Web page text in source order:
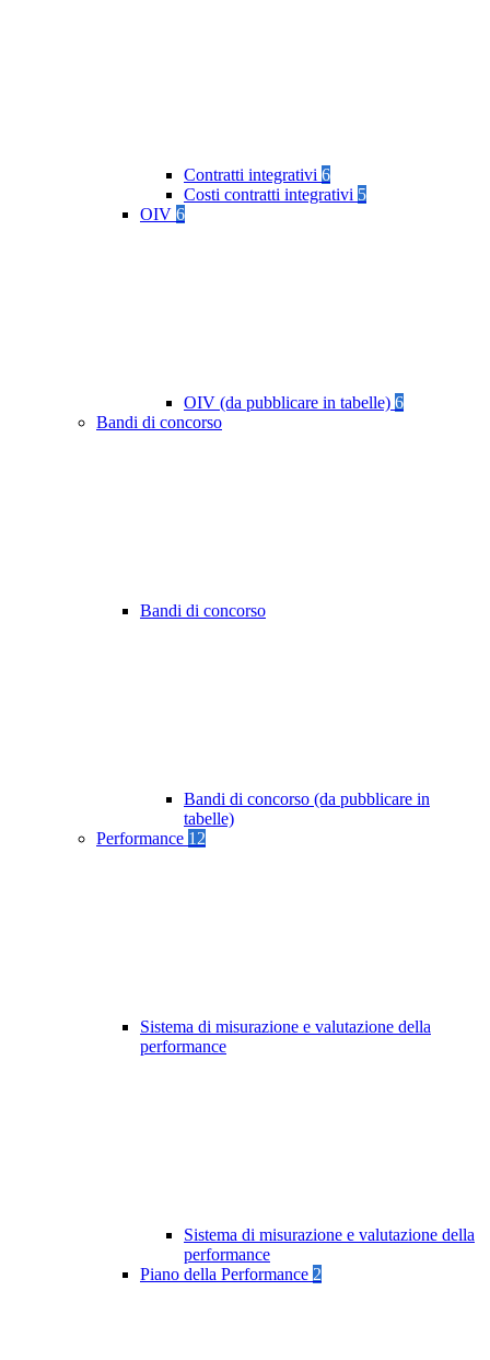
Contratti integrativi 6
Costi contratti integrativi 5
OIV 6
OIV (da pubblicare in tabelle) 6
Bandi di concorso
Bandi di concorso
Bandi di concorso (da pubblicare in
tabelle)
Performance 12
Sistema di misurazione e valutazione della
performance
Sistema di misurazione e valutazione della
performance
Piano della Performance 2